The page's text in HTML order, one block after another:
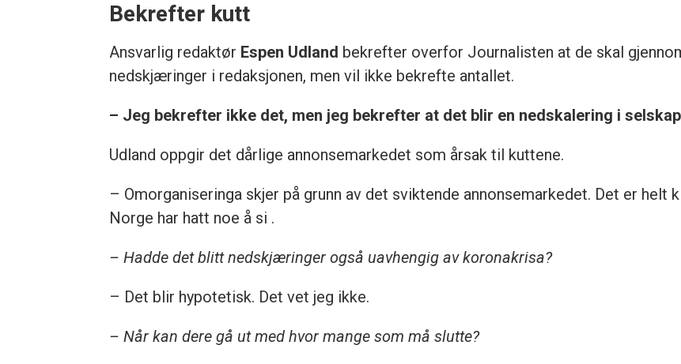
Bekrefter kutt
Ansvarlig redaktør Espen Udland bekrefter overfor Journalisten at de skal
nedskjæringer i redaksjonen, men vil ikke bekrefte antallet.
– Jeg bekrefter ikke det, men jeg bekrefter at det blir en nedskalering i
Udland oppgir det dårlige annonsemarkedet som årsak til kuttene.
– Omorganiseringa skjer på grunn av det sviktende annonsemarkedet. Det er helt
Norge har hatt noe å si .
– Hadde det blitt nedskjæringer også uavhengig av koronakrisa?
– Det blir hypotetisk. Det vet jeg ikke.
– Når kan dere gå ut med hvor mange som må slutte?